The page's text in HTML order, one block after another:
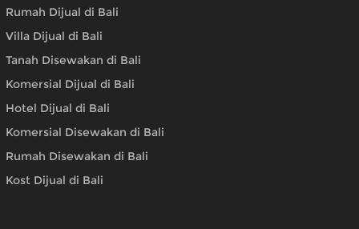
Rumah Dijual di Bali
Villa Dijual di Bali
Tanah Disewakan di Bali
Komersial Dijual di Bali
Hotel Dijual di Bali
Komersial Disewakan di Bali
Rumah Disewakan di Bali
Kost Dijual di Bali